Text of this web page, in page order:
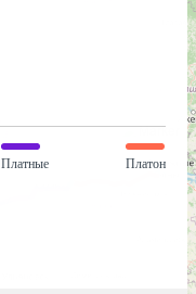
Платные Платон